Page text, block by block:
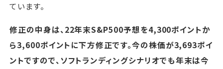
ています。
修正の中身は、22年末S&P500予想を4,300ポイントか
ら3,600ポイントに下方修正です。今の株価が3,693ポイ
ントですので、ソフトランディングシナリオでも年末は今